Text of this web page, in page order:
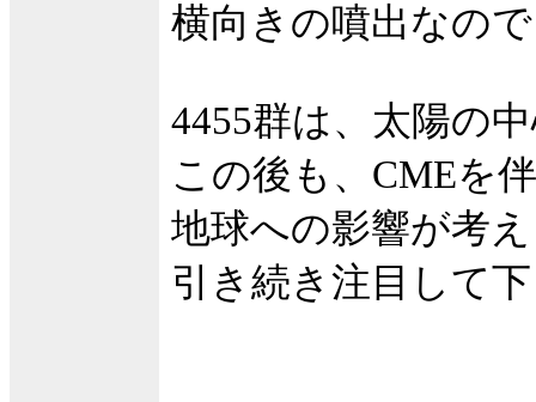
横向きの噴出なの
4455群は、太陽の
この後も、CMEを
地球への影響が考
引き続き注目して